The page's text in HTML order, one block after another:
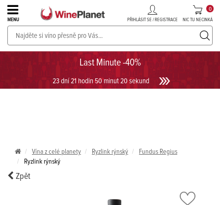
Last Minute -40%
23 dní 21 hodin 50 minut 20 sekund
MENU PŘIHLÁSIT SE / REGISTRACE NIC TU NECINKÁ
0
PROSECCO v akci až do -30%!UKÁZAT PROSECCO
Vína z celé planety Ryzlink rýnský
Fundus Regius
Ryzlink rýnský
Zpět